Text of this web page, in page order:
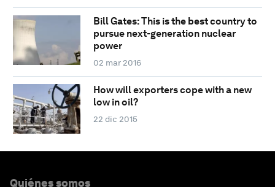
Bill Gates: This is the best country to
pursue next-generation nuclear
power
02 mar 2016
How will exporters cope with a new
low in oil?
22 dic 2015
Quiénes somos